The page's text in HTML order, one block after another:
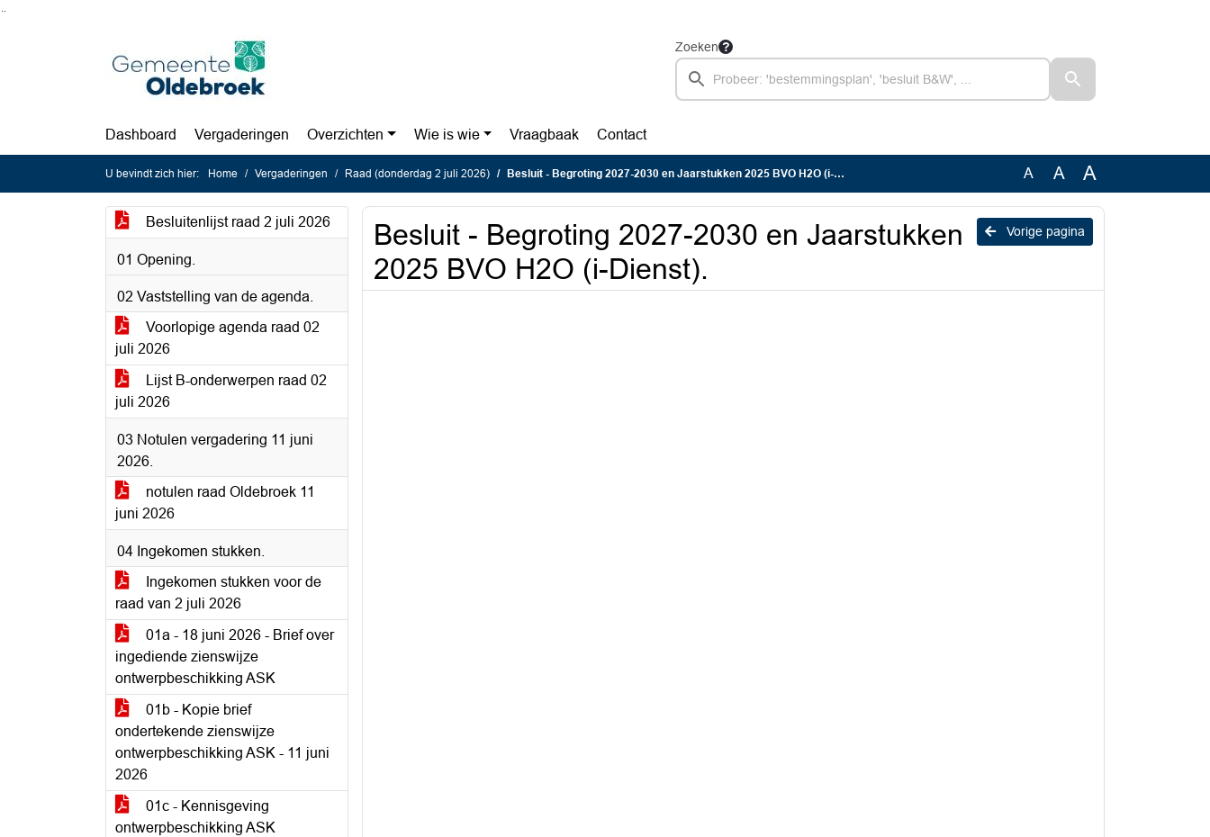
Zoeken
Dashboard Vergaderingen Overzichten Wie is wie Vraagbaak Contact
U bevindt zich hier: Home Vergaderingen Raad (donderdag 2 juli 2026) Besluit - Begroting 2027-2030 en Jaarstukken 2025 BVO H2O (i-Dienst). A A A
Besluitenlijst raad 2 juli 2026
01 Opening.
02 Vaststelling van de agenda.
Voorlopige agenda raad 02
juli 2026
Lijst B-onderwerpen raad 02
juli 2026
03 Notulen vergadering 11 juni
2026.
notulen raad Oldebroek 11
juni 2026
04 Ingekomen stukken.
Ingekomen stukken voor de
raad van 2 juli 2026
01a - 18 juni 2026 - Brief over
ingediende zienswijze
ontwerpbeschikking ASK
01b - Kopie brief
ondertekende zienswijze
ontwerpbeschikking ASK - 11 juni
2026
01c - Kennisgeving
ontwerpbeschikking ASK
Vorige pagina
Besluit - Begroting 2027-2030 en Jaarstukken
2025 BVO H2O (i-Dienst).